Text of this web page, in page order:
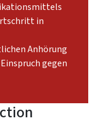
in
Anhörung
gegen